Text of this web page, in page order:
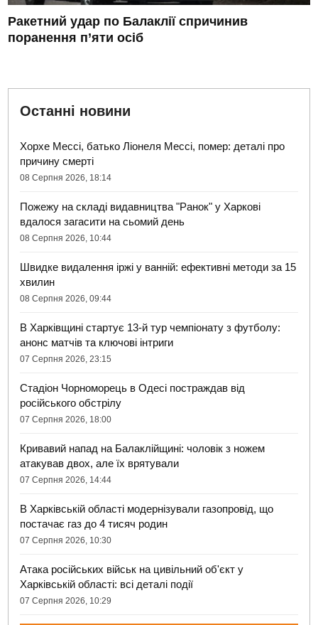
Ракетний удар по Балаклії спричинив
поранення п’яти осіб
Останні новини
Хорхе Мессі, батько Ліонеля Мессі, помер: деталі про
причину смерті
08 Серпня 2026, 18:14
Пожежу на складі видавництва "Ранок" у Харкові
вдалося загасити на сьомий день
08 Серпня 2026, 10:44
Швидке видалення іржі у ванній: ефективні методи за 15
хвилин
08 Серпня 2026, 09:44
В Харківщині стартує 13-й тур чемпіонату з футболу:
анонс матчів та ключові інтриги
07 Серпня 2026, 23:15
Стадіон Чорноморець в Одесі постраждав від
російського обстрілу
07 Серпня 2026, 18:00
Кривавий напад на Балаклійщині: чоловік з ножем
атакував двох, але їх врятували
07 Серпня 2026, 14:44
В Харківській області модернізували газопровід, що
постачає газ до 4 тисяч родин
07 Серпня 2026, 10:30
Атака російських військ на цивільний об'єкт у
Харківській області: всі деталі події
07 Серпня 2026, 10:29